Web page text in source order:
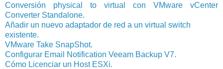
Conversión physical to virtual con VMware vCenter
Converter Standalone.
Añadir un nuevo adaptador de red a un virtual switch
existente.
VMware Take SnapShot.
Configurar Email Notification Veeam Backup V7.
Cómo Licenciar un Host ESXi.